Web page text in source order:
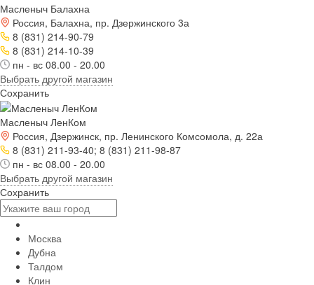
Масленыч Балахна
Россия, Балахна, пр. Дзержинского 3а
8 (831) 214-90-79
8 (831) 214-10-39
пн - вс 08.00 - 20.00
Выбрать другой магазин
Сохранить
Масленыч ЛенКом
Россия, Дзержинск, пр. Ленинского Комсомола, д. 22а
8 (831) 211-93-40; 8 (831) 211-98-87
пн - вс 08.00 - 20.00
Выбрать другой магазин
Сохранить
Москва
Дубна
Талдом
Клин